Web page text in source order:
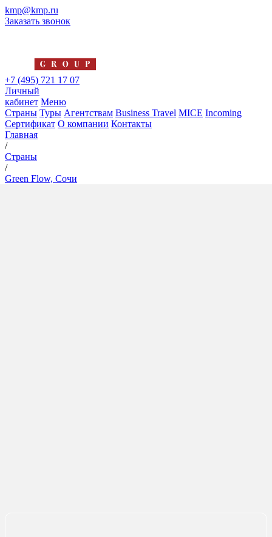
kmp@kmp.ru
Заказать звонок
+7 (495) 721 17 07
Личный
кабинет Меню
Страны Туры Агентствам Business Travel MICE Incoming
Сертификат О компании Контакты
Главная
/
Страны
/
Green Flow, Сочи